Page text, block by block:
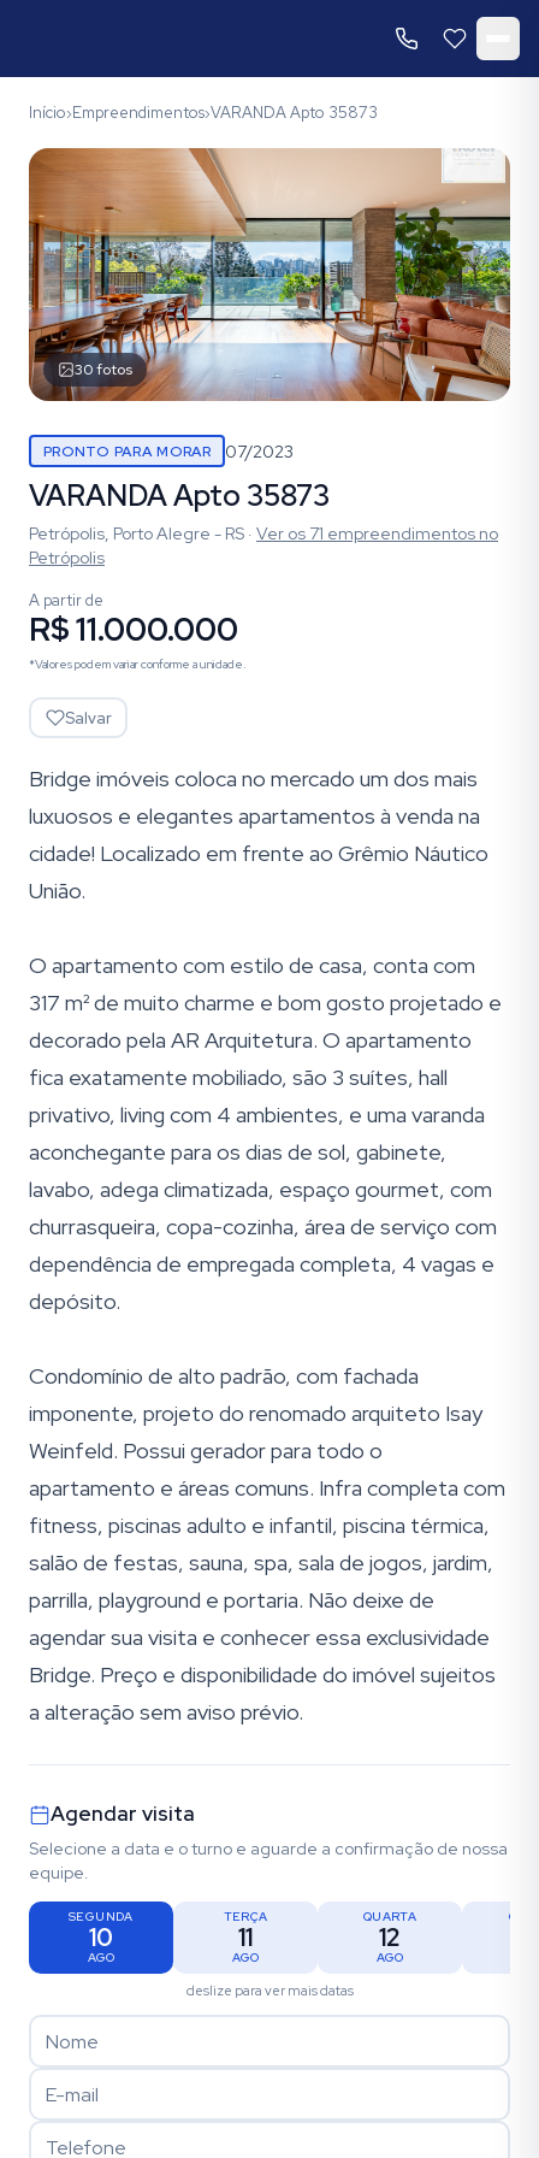
Início›Empreendimentos›VARANDA Apto 35873
30fotos
PRONTO PARA MORAR 07/2023
VARANDA Apto 35873
Petrópolis, Porto Alegre - RS · Ver os 71 empreendimentos no
Petrópolis
A partir de
R$ 11.000.000
*Valores podem variar conforme a unidade.
Salvar
Bridge imóveis coloca no mercado um dos mais
luxuosos e elegantes apartamentos à venda na
cidade! Localizado em frente ao Grêmio Náutico
União.
O apartamento com estilo de casa, conta com
317 m² de muito charme e bom gosto projetado e
decorado pela AR Arquitetura. O apartamento
fica exatamente mobiliado, são 3 suítes, hall
privativo, living com 4 ambientes, e uma varanda
aconchegante para os dias de sol, gabinete,
lavabo, adega climatizada, espaço gourmet, com
churrasqueira, copa-cozinha, área de serviço com
dependência de empregada completa, 4 vagas e
depósito.
Condomínio de alto padrão, com fachada
imponente, projeto do renomado arquiteto Isay
Weinfeld. Possui gerador para todo o
apartamento e áreas comuns. Infra completa com
fitness, piscinas adulto e infantil, piscina térmica,
salão de festas, sauna, spa, sala de jogos, jardim,
parrilla, playground e portaria. Não deixe de
agendar sua visita e conhecer essa exclusividade
Bridge. Preço e disponibilidade do imóvel sujeitos
a alteração sem aviso prévio.
Agendar visita
Selecione a data e o turno e aguarde a confirmação de nossa
equipe.
SEGUNDA
10
AGO
TERÇA
11
AGO
QUARTA
12
AGO
deslize para ver mais datas